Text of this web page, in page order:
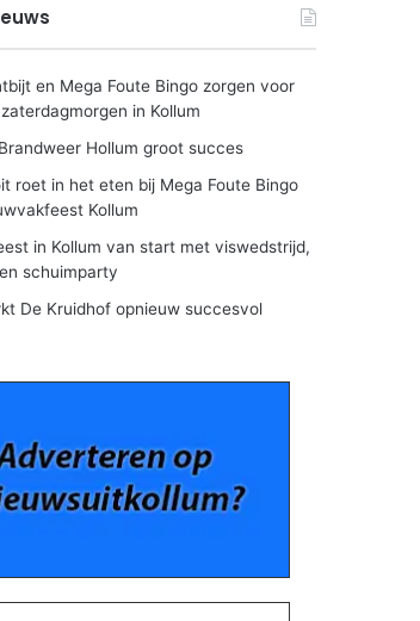
en Mega Foute Bingo zorgen voor
in Kollum
Hollum groot succes
roet in het eten bij Mega Foute Bingo
Kollum
in Kollum van start met viswedstrijd,
schuimparty
De Kruidhof opnieuw succesvol